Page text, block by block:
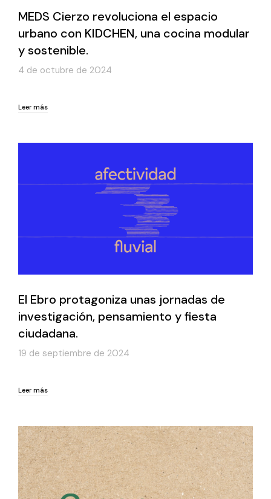
MEDS Cierzo revoluciona el espacio
urbano con KIDCHEN, una cocina modular
y sostenible.
4 de octubre de 2024
Leer más
El Ebro protagoniza unas jornadas de
investigación, pensamiento y fiesta
ciudadana.
19 de septiembre de 2024
Leer más